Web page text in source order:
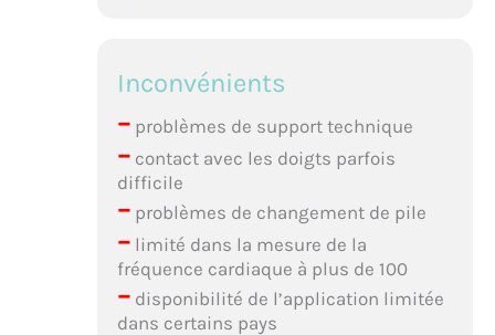
Inconvénients
–problèmes de support technique
–contact avec les doigts parfois
difficile
–problèmes de changement de pile
–limité dans la mesure de la
fréquence cardiaque à plus de 100
–disponibilité de l’application limitée
dans certains pays